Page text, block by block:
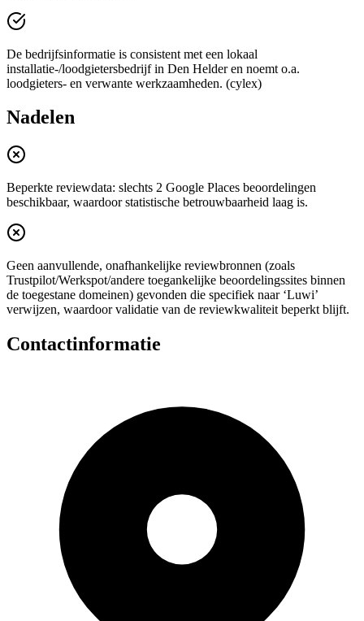
De bedrijfsinformatie is consistent met een lokaal
installatie-/loodgietersbedrijf in Den Helder en noemt o.a.
loodgieters- en verwante werkzaamheden. (cylex)
Nadelen
Beperkte reviewdata: slechts 2 Google Places beoordelingen
beschikbaar, waardoor statistische betrouwbaarheid laag is.
Geen aanvullende, onafhankelijke reviewbronnen (zoals
Trustpilot/Werkspot/andere toegankelijke beoordelingssites binnen
de toegestane domeinen) gevonden die specifiek naar ‘Luwi’
verwijzen, waardoor validatie van de reviewkwaliteit beperkt blijft.
Contactinformatie